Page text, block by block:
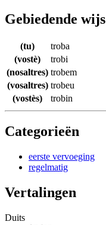
Gebiedende wijs
(tu)
troba
(vostè)
trobi
(nosaltres) trobem
(vosaltres) trobeu
(vostès)
trobin
Categorieën
eerste vervoeging
regelmatig
Vertalingen
Duits